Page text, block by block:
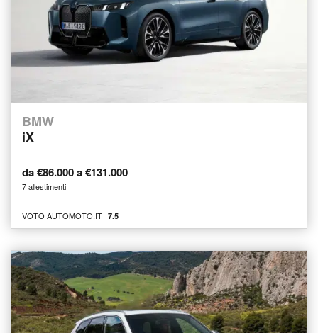
BMW
iX
da €86.000 a €131.000
7 allestimenti
VOTO AUTOMOTO.IT 7.5